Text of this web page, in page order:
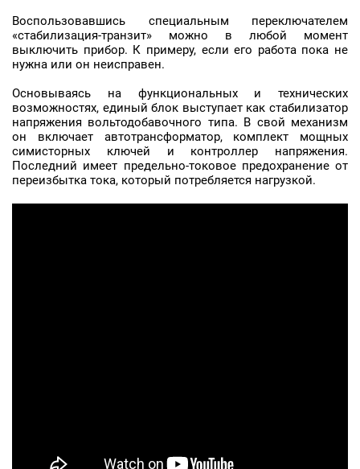
Воспользовавшись специальным переключателем
«стабилизация-транзит» можно в любой момент
выключить прибор. К примеру, если его работа пока не
нужна или он неисправен.
Основываясь на функциональных и технических
возможностях, единый блок выступает как стабилизатор
напряжения вольтодобавочного типа. В свой механизм
он включает автотрансформатор, комплект мощных
симисторных ключей и контроллер напряжения.
Последний имеет предельно-токовое предохранение от
переизбытка тока, который потребляется нагрузкой.